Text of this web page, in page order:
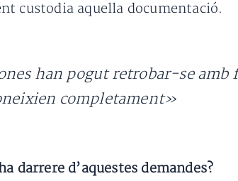
custodia aquella documentació.
han pogut retrobar-se amb
completament»
darrere d’aquestes demandes?